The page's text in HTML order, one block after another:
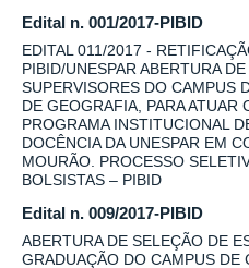
Edital n. 001/2017-PIBID
EDITAL 011/2017 -
PIBID/UNESPAR ABERTURA
SUPERVISORES DO CAMPUS
DE GEOGRAFIA, PARA ATUAR
PROGRAMA INSTITUCIONAL
DOCÊNCIA DA UNESPAR EM
MOURÃO. PROCESSO
BOLSISTAS – PIBID
Edital n. 009/2017-PIBID
ABERTURA DE SELEÇÃO DE
GRADUAÇÃO DO CAMPUS DE